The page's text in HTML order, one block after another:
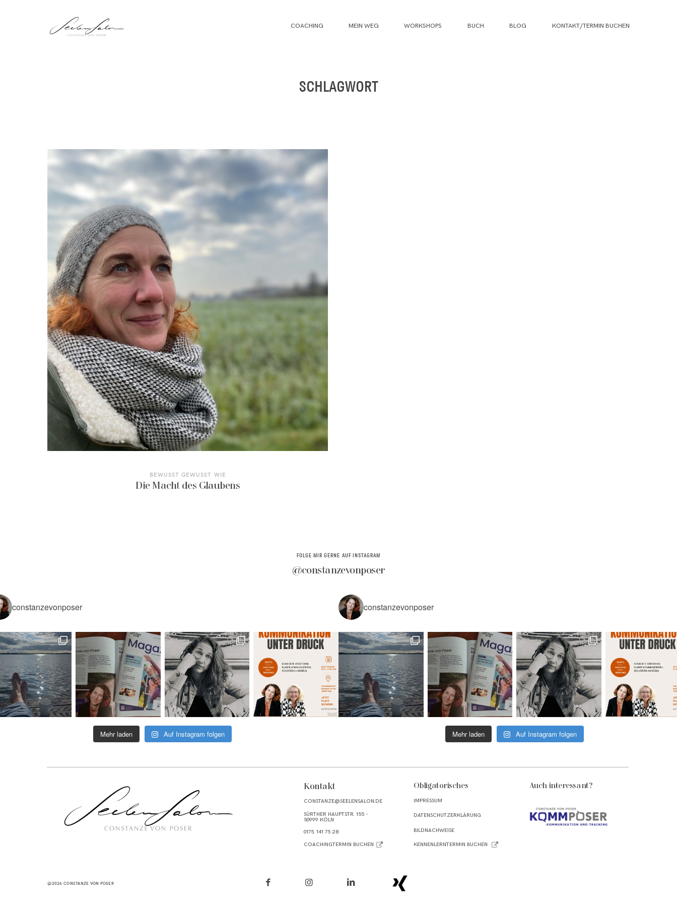
COACHING MEIN WEG WORKSHOPS BUCH BLOG KONTAKT/TERMIN BUCHEN
SCHLAGWORT
BEWUSST GEWUSST WIE
Die Macht des Glaubens
FOLGE MIR GERNE AUF INSTAGRAM
@constanzevonposer
constanzevonposer
Mehr laden Auf Instagram folgen
constanzevonposer
Mehr laden Auf Instagram folgen
Kontakt Obligatorisches Auch interessant?
IMPRESSUM
CONSTANZE@SEELENSALON.DE
SÜRTHER HAUPTSTR. 155 -
50999 KÖLN
DATENSCHUTZERKLÄRUNG
BILDNACHWEISE
0175. 141 75 28
COACHINGTERMIN BUCHEN KENNENLERNTERMIN BUCHEN
@2026 CONSTANZE VON POSER